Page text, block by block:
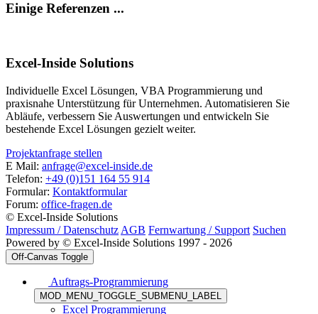
Einige Referenzen ...
Excel-Inside Solutions
Individuelle Excel Lösungen, VBA Programmierung und
praxisnahe Unterstützung für Unternehmen. Automatisieren Sie
Abläufe, verbessern Sie Auswertungen und entwickeln Sie
bestehende Excel Lösungen gezielt weiter.
Projektanfrage stellen
E Mail: anfrage@excel-inside.de
Telefon: +49 (0)151 164 55 914
Formular: Kontaktformular
Forum: office-fragen.de
© Excel-Inside Solutions
Impressum / Datenschutz AGB Fernwartung / Support Suchen
Powered by © Excel-Inside Solutions 1997 - 2026
Off-Canvas Toggle
Auftrags-Programmierung
MOD_MENU_TOGGLE_SUBMENU_LABEL
Excel Programmierung